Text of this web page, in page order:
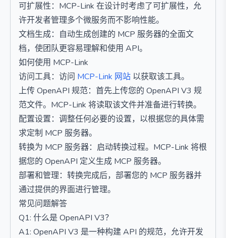
可扩展性：MCP-Link 在设计时考虑了可扩展性，允
许开发者管理多个微服务而不影响性能。
文档生成：自动生成创建的 MCP 服务器的全面文
档，使团队更容易理解和使用 API。
如何使用 MCP-Link
访问工具：访问 MCP-Link 网站 以获取该工具。
上传 OpenAPI 规范：首先上传您的 OpenAPI V3 规
范文件。MCP-Link 将读取该文件并准备进行转换。
配置设置：调整任何必要的设置，以根据您的具体需
求定制 MCP 服务器。
转换为 MCP 服务器：启动转换过程。MCP-Link 将根
据您的 OpenAPI 定义生成 MCP 服务器。
部署和管理：转换完成后，部署您的 MCP 服务器并
通过提供的界面进行管理。
常见问题解答
Q1: 什么是 OpenAPI V3？
A1: OpenAPI V3 是一种构建 API 的规范，允许开发